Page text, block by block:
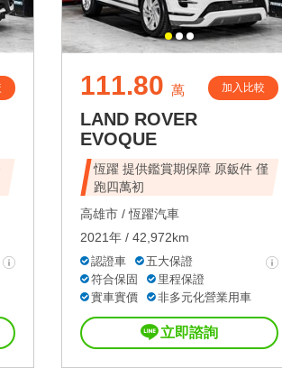
111.80 萬 加入比較
LAND ROVER
EVOQUE
恆躍 提供鑑賞期保障 原鈑件 僅
跑四萬初
高雄市 /恆躍汽車
2021年 / 42,972km
認證車
五大保證
符合保固
里程保證
實車實價
非多元化營業用車
立即諮詢